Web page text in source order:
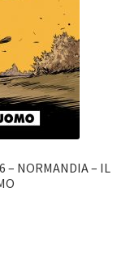
– NORMANDIA – IL